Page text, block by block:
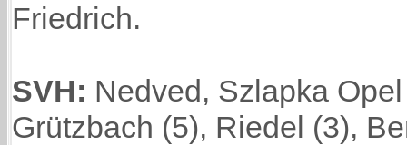
Friedrich.
SVH: Nedved, Szlapka
Grützbach (5), Riedel (3),